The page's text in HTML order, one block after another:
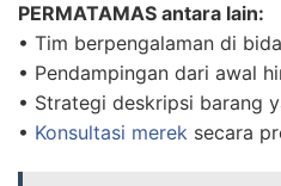
PERMATAMAS antara lain:
• Tim berpengalaman di
• Pendampingan dari awal
• Strategi deskripsi barang
• Konsultasi merek secara